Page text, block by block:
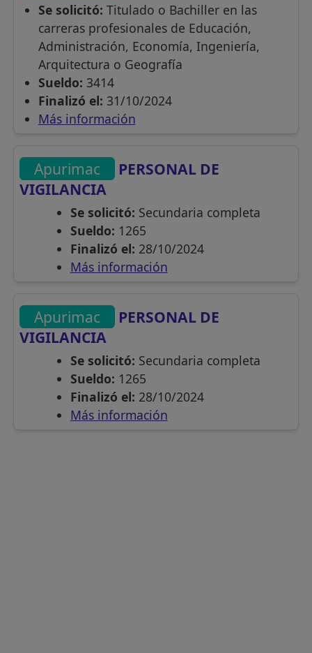
Se solicitó: Titulado o Bachiller en las
carreras profesionales de Educación,
Administración, Economía, Ingeniería,
Arquitectura o Geografía
Sueldo: 3414
Finalizó el: 31/10/2024
Más información
Apurimac
PERSONAL DE
VIGILANCIA
Se solicitó: Secundaria completa
Sueldo: 1265
Finalizó el: 28/10/2024
Más información
Apurimac
PERSONAL DE
VIGILANCIA
Se solicitó: Secundaria completa
Sueldo: 1265
Finalizó el: 28/10/2024
Más información